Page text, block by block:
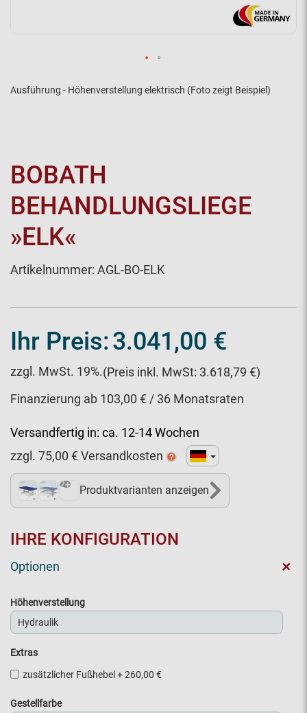
Ausführung - Höhenverstellung elektrisch (Foto zeigt Beispiel)
BOBATH
BEHANDLUNGSLIEGE
»ELK«
Artikelnummer: AGL-BO-ELK
Ihr Preis:3.041,00 €
zzgl. MwSt. 19%.(Preis inkl. MwSt: 3.618,79 €)
Finanzierung ab 103,00 € / 36 Monatsraten
Versandfertig in: ca. 12-14 Wochen
zzgl. 75,00 € Versandkosten
2+ Produktvarianten anzeigen
IHRE KONFIGURATION
Optionen +
Höhenverstellung
Extras
zusätzlicher Fußhebel +260,00 €
Gestellfarbe